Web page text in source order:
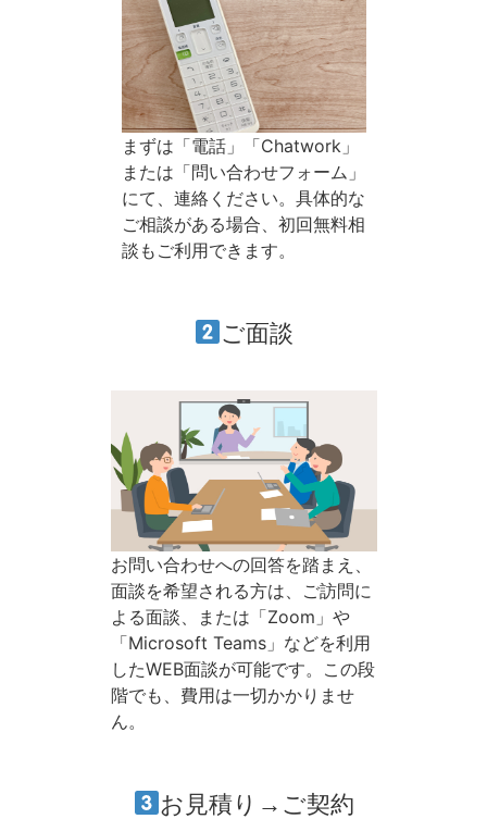
まずは「電話」「Chatwork」
または「問い合わせフォーム」
にて、連絡ください。具体的な
ご相談がある場合、初回無料相
談もご利用できます。
ご面談
お問い合わせへの回答を踏まえ、
面談を希望される方は、ご訪問に
よる面談、または「Zoom」や
「Microsoft Teams」などを利用
したWEB面談が可能です。この段
階でも、費用は一切かかりませ
ん。
お見積り→ご契約